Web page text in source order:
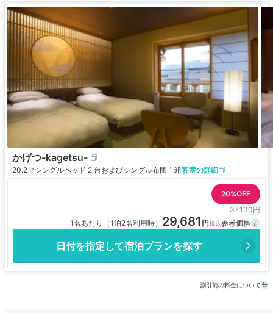
かげつ-kagetsu-
20.2㎡ シングルベッド 2 台およびシングル布団 1 組客室の詳細
20%OFF
37,100円
1名あたり（1泊2名利用時） 29,681
日付を指定して宿泊プランを探す
割引前の料金について